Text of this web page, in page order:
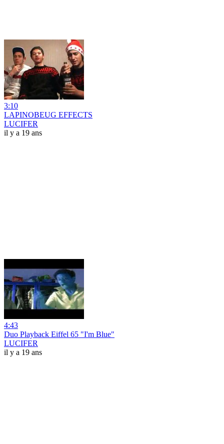
3:10
LAPINOBEUG EFFECTS
LUCIFER
il y a 19 ans
4:43
Duo Playback Eiffel 65 "I'm Blue"
LUCIFER
il y a 19 ans